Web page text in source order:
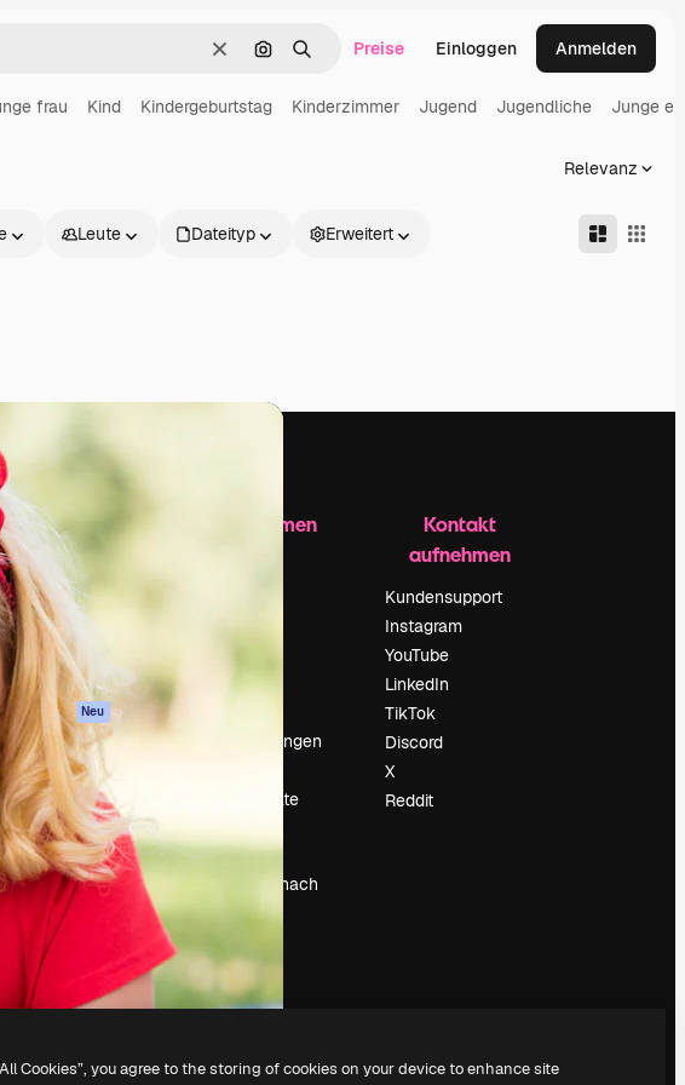
LöschenNach Bild suchen
SuchenPreise Einloggen Anmelden
frau Kind Kindergeburtstag Kinderzimmer Jugend Jugendliche Junge
Relevanz
Leute Dateityp Erweitert
Loslegen
Academy
Dokumentation
Support
AGB
Datenschutzerklärung
Originale Neu
Cookie-Richtlinie
Vertrauenszentrum
Partner
Unternehmen
Unternehmen
Suchtrends
Veranstaltungen
Deine Inhalte
Pressesaal
Suchst du nach
magnific.ai
Kontakt
aufnehmen
Kundensupport
Instagram
YouTube
LinkedIn
TikTok
Discord
X
Reddit
Cookies”, you agree to the storing of cookies on your device to enhance site